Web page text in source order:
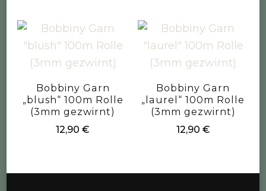
Bobbiny Garn
„blush“ 100m Rolle
(3mm gezwirnt)
12,90€
Bobbiny Garn
„laurel“ 100m Rolle
(3mm gezwirnt)
12,90 €